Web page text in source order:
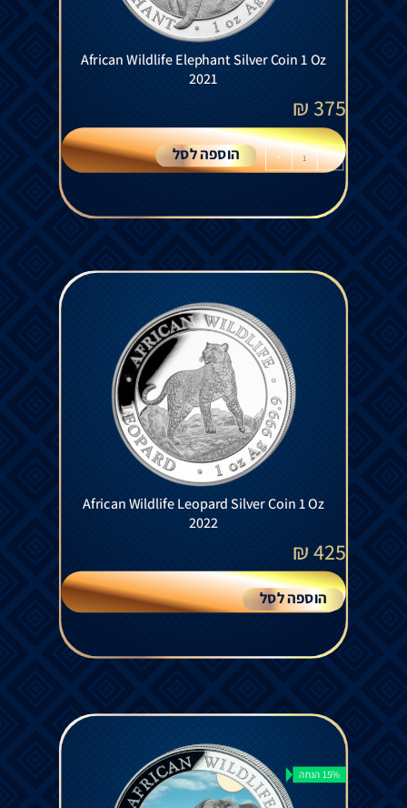
African Wildlife Elephant Silver Coin 1 Oz
2021
375
₪
-
+ הוספה לסל
African Wildlife Leopard Silver Coin 1 Oz
2022
425
₪
הוספה לסל
15% הנחה